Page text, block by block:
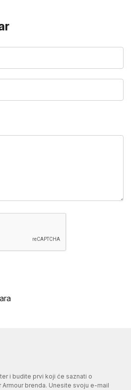
i budite prvi koji će saznati o
brenda. Unesite svoju e-mail